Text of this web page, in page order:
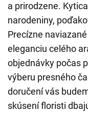
a prirodzene.
narodeniny,
Precízne
eleganciu celého
objednávky počas
výberu presného
doručení vás
skúsení floristi